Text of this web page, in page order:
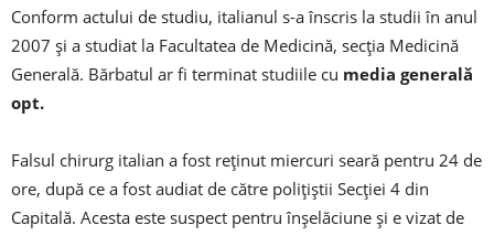
Conform actului de studiu, italianul s-a înscris la studii în anul
2007 şi a studiat la Facultatea de Medicină, secţia Medicină
Generală. Bărbatul ar fi terminat studiile cu media generală
opt.
Falsul chirurg italian a fost reţinut miercuri seară pentru 24 de
ore, după ce a fost audiat de către poliţiştii Secţiei 4 din
Capitală. Acesta este suspect pentru înşelăciune şi e vizat de